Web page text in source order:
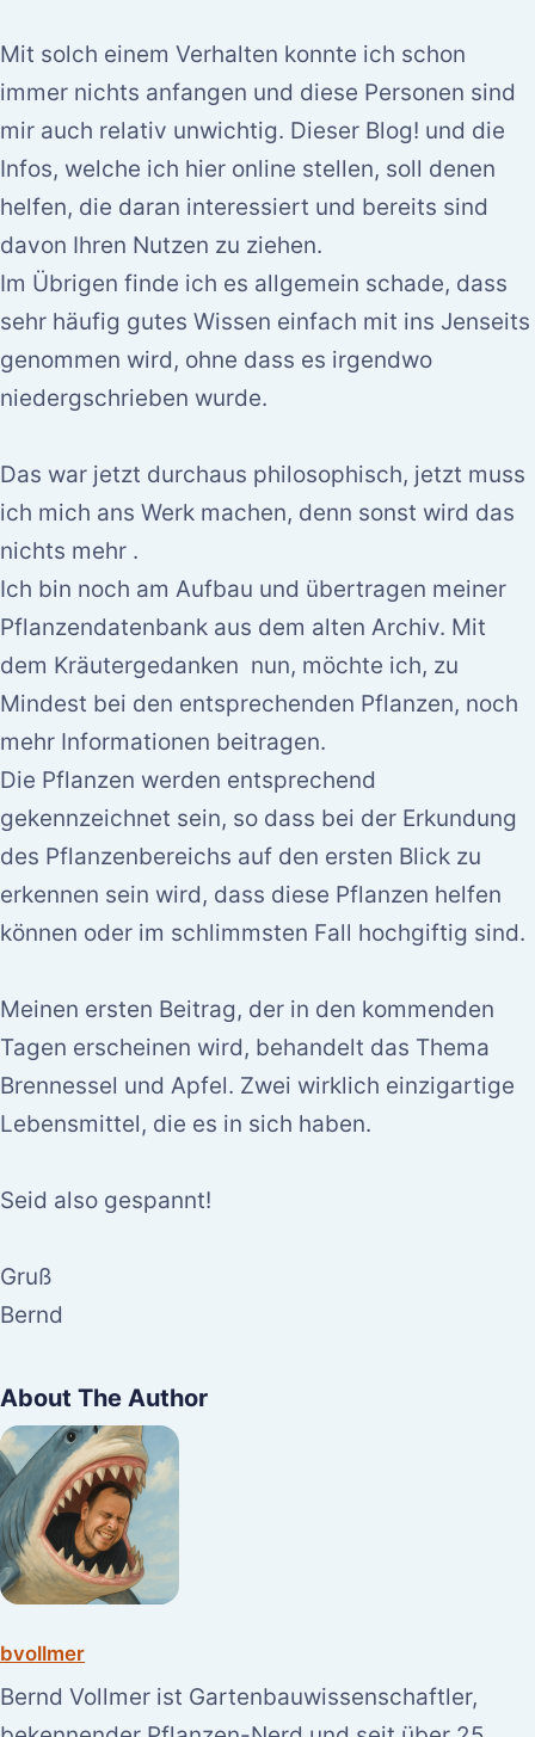
Mit solch einem Verhalten konnte ich schon
immer nichts anfangen und diese Personen sind
mir auch relativ unwichtig. Dieser Blog! und die
Infos, welche ich hier online stellen, soll denen
helfen, die daran interessiert und bereits sind
davon Ihren Nutzen zu ziehen.
Im Übrigen finde ich es allgemein schade, dass
sehr häufig gutes Wissen einfach mit ins Jenseits
genommen wird, ohne dass es irgendwo
niedergschrieben wurde.
Das war jetzt durchaus philosophisch, jetzt muss
ich mich ans Werk machen, denn sonst wird das
nichts mehr .
Ich bin noch am Aufbau und übertragen meiner
Pflanzendatenbank aus dem alten Archiv. Mit
dem Kräutergedanken nun, möchte ich, zu
Mindest bei den entsprechenden Pflanzen, noch
mehr Informationen beitragen.
Die Pflanzen werden entsprechend
gekennzeichnet sein, so dass bei der Erkundung
des Pflanzenbereichs auf den ersten Blick zu
erkennen sein wird, dass diese Pflanzen helfen
können oder im schlimmsten Fall hochgiftig sind.
Meinen ersten Beitrag, der in den kommenden
Tagen erscheinen wird, behandelt das Thema
Brennessel und Apfel. Zwei wirklich einzigartige
Lebensmittel, die es in sich haben.
Seid also gespannt!
Gruß
Bernd
About The Author
bvollmer
Bernd Vollmer ist Gartenbauwissenschaftler,